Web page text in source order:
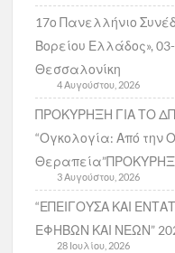
17ο Πανελλήνιο
Βορείου Ελλάδος»,
Θεσσαλονίκη
4 Αυγούστου, 2026
ΠΡΟΚΥΡΗΞΗ ΓΙΑ ΤΟ
“Ογκολογία: Από την
3 Αυγούστου, 2026
“ΕΠΕΙΓΟΥΣΑ ΚΑΙ
ΕΦΗΒΩΝ ΚΑΙ ΝΕΩΝ”
28 Ιουλίου, 2026